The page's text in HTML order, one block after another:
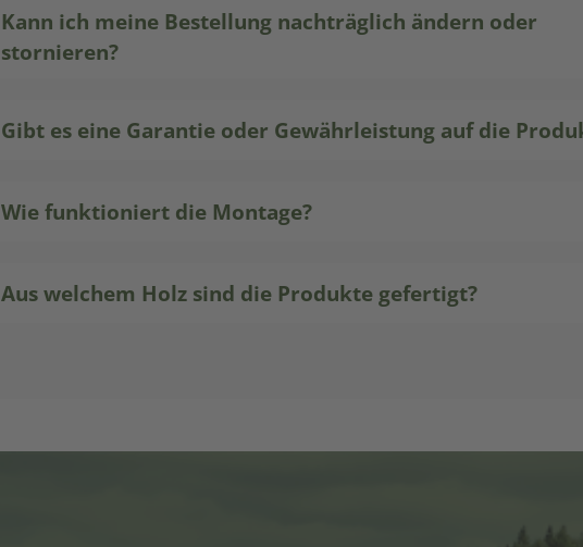
Kann ich meine Bestellung nachträglich ändern oder
stornieren?
Gibt es eine Garantie oder Gewährleistung auf die
Wie funktioniert die Montage?
Aus welchem Holz sind die Produkte gefertigt?